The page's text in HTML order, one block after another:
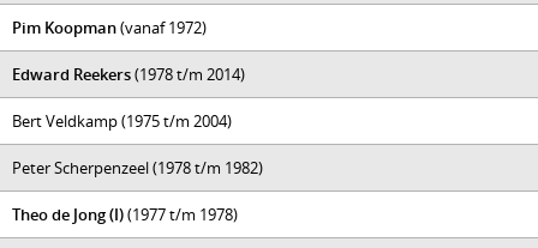
Pim Koopman(vanaf 1972)
Edward Reekers(1978 t/m 2014)
Bert Veldkamp (1975 t/m 2004)
Peter Scherpenzeel (1978 t/m 1982)
Theo de Jong (I)(1977 t/m 1978)